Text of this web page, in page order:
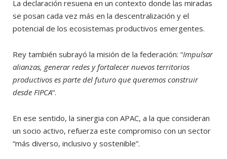
La declaración resuena en un contexto donde las miradas
se posan cada vez más en la descentralización y el
potencial de los ecosistemas productivos emergentes.
Rey también subrayó la misión de la federación: “Impulsar
alianzas, generar redes y fortalecer nuevos territorios
productivos es parte del futuro que queremos construir
desde FIPCA“.
En ese sentido, la sinergia con APAC, a la que consideran
un socio activo, refuerza este compromiso con un sector
“más diverso, inclusivo y sostenible”.